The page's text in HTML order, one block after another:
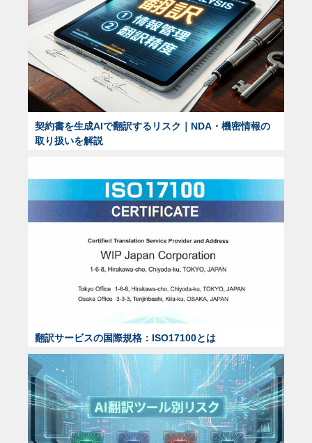
契約書を生成AIで翻訳するリスク｜NDA・機密情報の
取り扱いを解説
翻訳サービスの国際規格：ISO17100とは